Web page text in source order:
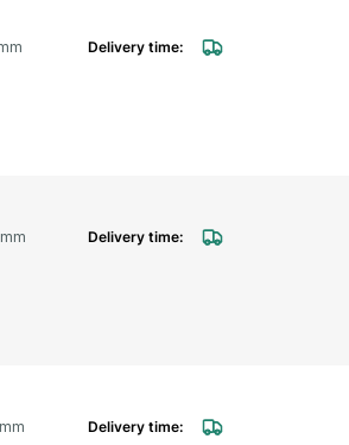
Hi-Grip verzinkt 110x140mm
Hi-Grip verzinkt 130x160mm